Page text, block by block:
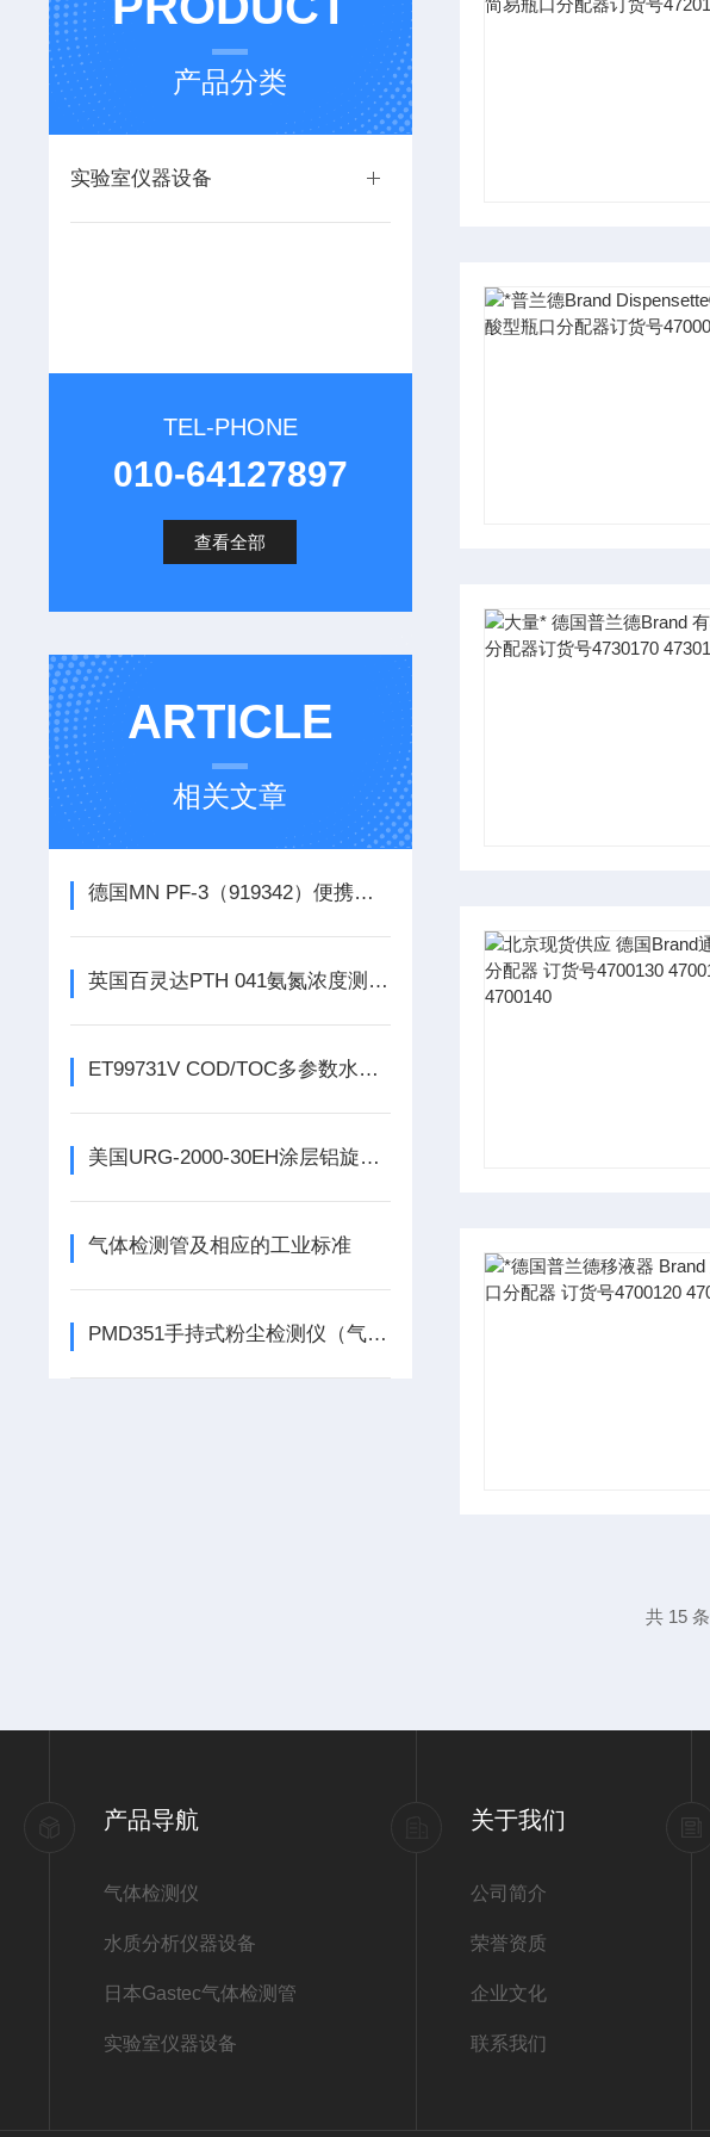
产品分类
实验室仪器设备
TEL-PHONE
010-64127897
查看全部
ARTICLE
相关文章
德国MN PF-3（919342）便携式COD测定仪存储量
英国百灵达PTH 041氨氮浓度测量仪（*）
ET99731V COD/TOC多参数水质快速测定仪（顺丰包邮）
美国URG-2000-30EH涂层铝旋风分离器流量和切割点
气体检测管及相应的工业标准
PMD351手持式粉尘检测仪（气溶胶）五通道
共 15
产品导航
气体检测仪
水质分析仪器设备
日本Gastec气体检测管
实验室仪器设备
关于我们
公司简介
荣誉资质
企业文化
联系我们